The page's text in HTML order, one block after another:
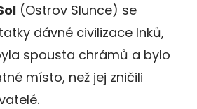
(Ostrov Slunce) se
dávné civilizace Inků,
spousta chrámů a bylo
místo, než jej zničili